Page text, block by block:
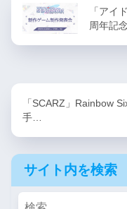
「アイ
周年記
「SCARZ」Rainbow
手…
サイト内を検索